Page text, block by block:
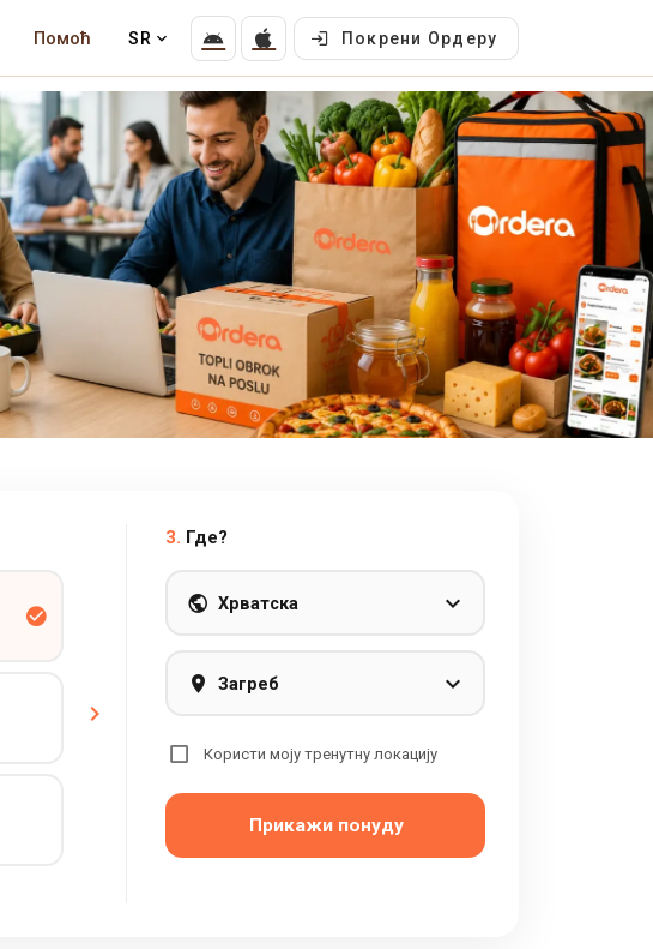
Помоћ SR Покрени Ордеру
3. Где?
Хрватска
Загреб
Користи моју тренутну локацију
Прикажи понуду